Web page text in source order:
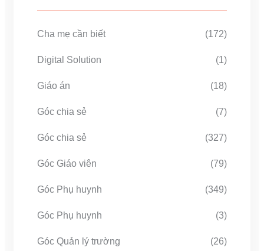
Cha mẹ cần biết (172)
Digital Solution (1)
Giáo án (18)
Góc chia sẻ (7)
Góc chia sẻ (327)
Góc Giáo viên (79)
Góc Phụ huynh (349)
Góc Phụ huynh (3)
Góc Quản lý trường (26)